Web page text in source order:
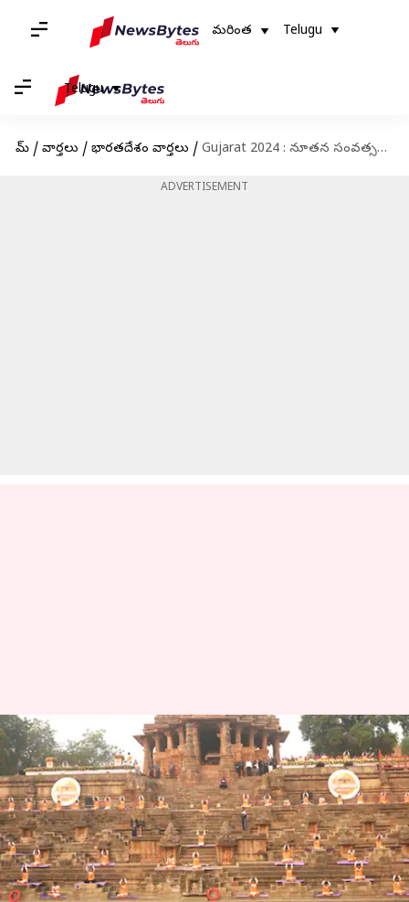
మరింత Telugu
Telugu
హోమ్ / వార్తలు / భారతదేశం వార్తలు / Gujarat 2024 : నూతన సంవత్సరం వేళ.. సూర్య నమస్కారాలతో గిన్నిస్‌ రికార్డ్‌
ADVERTISEMENT
Gujarat 2024 : నూతన సంవత్సరం
వేళ.. సూర్య నమస్కారాలతో గిన్నిస్‌
రికార్డ్‌
వ్రాసిన వారు TEJAVYAS BESTHA Jan 01, 2024 03:45 pm
ఈ వార్తాకథనం ఏంటి